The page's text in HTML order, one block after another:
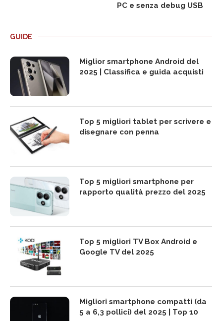
PC e senza debug USB
GUIDE
Miglior smartphone Android del
2025 | Classifica e guida acquisti
Top 5 migliori tablet per scrivere e
disegnare con penna
Top 5 migliori smartphone per
rapporto qualità prezzo del 2025
Top 5 migliori TV Box Android e
Google TV del 2025
Migliori smartphone compatti (da
5 a 6,3 pollici) del 2025 | Top 10